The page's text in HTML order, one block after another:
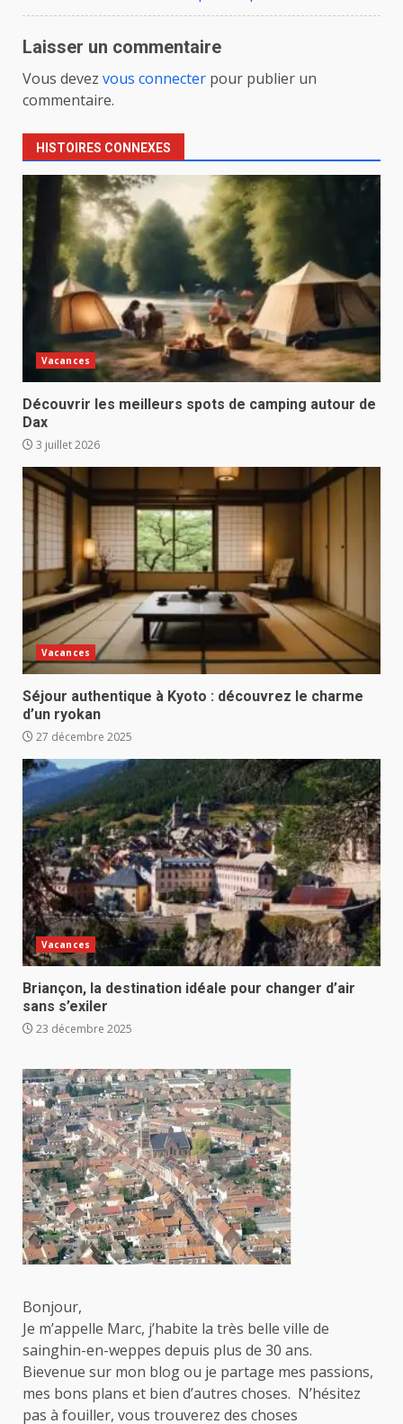
Laisser un commentaire
Vous devez vous connecter pour publier un
commentaire.
HISTOIRES CONNEXES
Vacances
Découvrir les meilleurs spots de camping autour de
Dax
3 juillet 2026
Vacances
Séjour authentique à Kyoto : découvrez le charme
d’un ryokan
27 décembre 2025
Vacances
Briançon, la destination idéale pour changer d’air
sans s’exiler
23 décembre 2025
Bonjour,
Je m’appelle Marc, j’habite la très belle ville de
sainghin-en-weppes depuis plus de 30 ans.
Bievenue sur mon blog ou je partage mes passions,
mes bons plans et bien d’autres choses. N’hésitez
pas à fouiller, vous trouverez des choses